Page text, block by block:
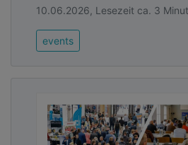
10.06.2026, Lesezeit ca. 3
events